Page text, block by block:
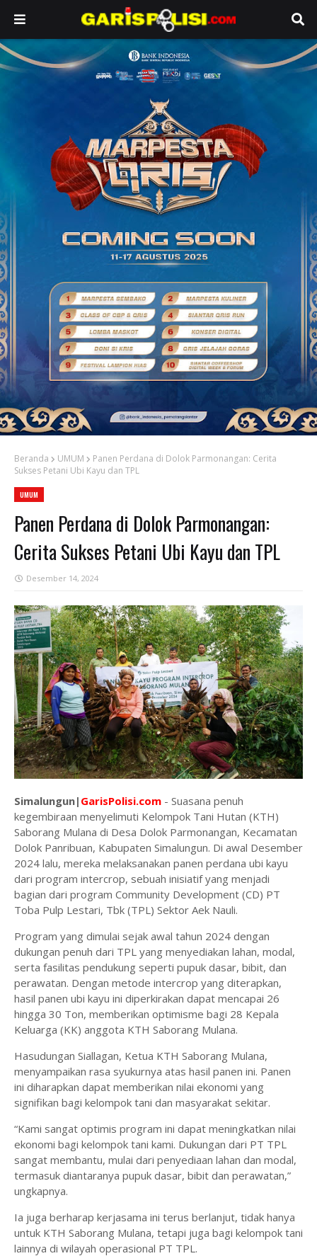
Beranda UMUM
Panen Perdana di Dolok Parmonangan: Cerita
Sukses Petani Ubi Kayu dan TPL
UMUM
Panen Perdana di Dolok Parmonangan:
Cerita Sukses Petani Ubi Kayu dan TPL
Desember 14, 2024
Simalungun| GarisPolisi.com - Suasana penuh
kegembiraan menyelimuti Kelompok Tani Hutan (KTH)
Saborang Mulana di Desa Dolok Parmonangan, Kecamatan
Dolok Panribuan, Kabupaten Simalungun. Di awal Desember
2024 lalu, mereka melaksanakan panen perdana ubi kayu
dari program intercrop, sebuah inisiatif yang menjadi
bagian dari program Community Development (CD) PT
Toba Pulp Lestari, Tbk (TPL) Sektor Aek Nauli.
Program yang dimulai sejak awal tahun 2024 dengan
dukungan penuh dari TPL yang menyediakan lahan, modal,
serta fasilitas pendukung seperti pupuk dasar, bibit, dan
perawatan. Dengan metode intercrop yang diterapkan,
hasil panen ubi kayu ini diperkirakan dapat mencapai 26
hingga 30 Ton, memberikan optimisme bagi 28 Kepala
Keluarga (KK) anggota KTH Saborang Mulana.
Hasudungan Siallagan, Ketua KTH Saborang Mulana,
menyampaikan rasa syukurnya atas hasil panen ini. Panen
ini diharapkan dapat memberikan nilai ekonomi yang
signifikan bagi kelompok tani dan masyarakat sekitar.
“Kami sangat optimis program ini dapat meningkatkan nilai
ekonomi bagi kelompok tani kami. Dukungan dari PT TPL
sangat membantu, mulai dari penyediaan lahan dan modal,
termasuk diantaranya pupuk dasar, bibit dan perawatan,”
ungkapnya.
Ia juga berharap kerjasama ini terus berlanjut, tidak hanya
untuk KTH Saborang Mulana, tetapi juga bagi kelompok tani
lainnya di wilayah operasional PT TPL.